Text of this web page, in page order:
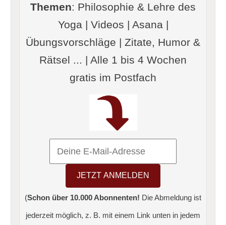
Themen: Philosophie & Lehre des
Yoga | Videos | Asana |
Übungsvorschläge | Zitate, Humor &
Rätsel ... | Alle 1 bis 4 Wochen
gratis im Postfach
(Schon über 10.000 Abonnenten! Die Abmeldung ist
jederzeit möglich, z. B. mit einem Link unten in jedem